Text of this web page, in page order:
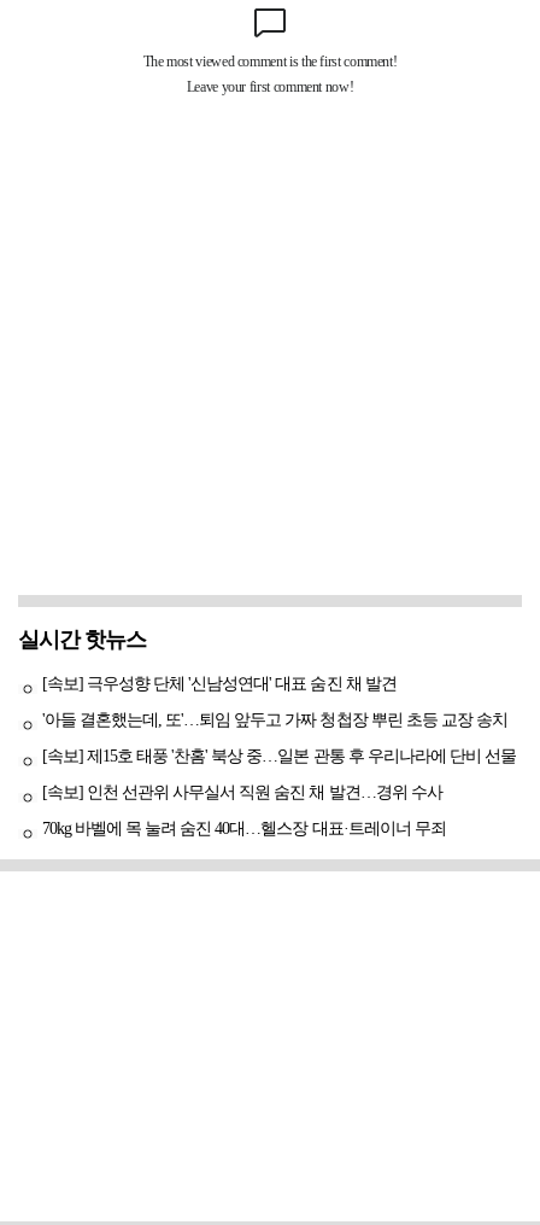
실시간 핫뉴스
[속보] 극우성향 단체 '신남성연대' 대표 숨진 채 발견
'아들 결혼했는데, 또'…퇴임 앞두고 가짜 청첩장 뿌린 초등 교장 송치
[속보] 제15호 태풍 '찬홈' 북상 중…일본 관통 후 우리나라에 단비 선물
[속보] 인천 선관위 사무실서 직원 숨진 채 발견…경위 수사
70kg 바벨에 목 눌려 숨진 40대…헬스장 대표·트레이너 무죄